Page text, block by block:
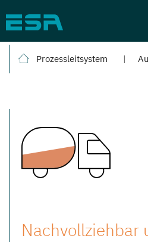
Prozessleitsystem
Nachvollziehbar